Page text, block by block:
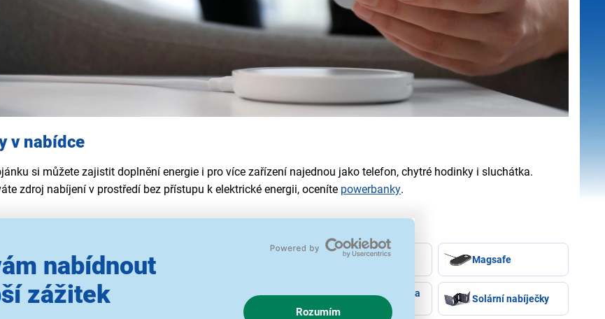
nabídnout
zážitek
Rozumím
v nabídce
si můžete zajistit doplnění energie i pro více zařízení najednou jako telefon, chytré hodinky i sluchátka.
zdroj nabíjení v prostředí bez přístupu k elektrické energii, oceníte powerbanky.
Drátové nabíječky Nabíječky do auta Magsafe
Nabíječky do sítě
Nabíječky s rychlým
Nabíjecí stojánky a
Solární nabíječky